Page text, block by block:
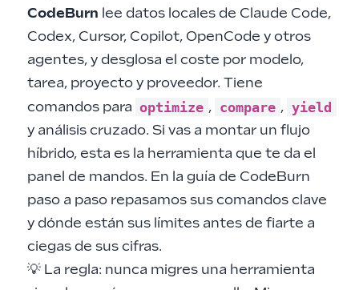
CodeBurn lee datos locales de Claude Code,
Codex, Cursor, Copilot, OpenCode y otros
agentes, y desglosa el coste por modelo,
tarea, proyecto y proveedor. Tiene
comandos para optimize , compare , yield
y análisis cruzado. Si vas a montar un flujo
híbrido, esta es la herramienta que te da el
panel de mandos. En la guía de CodeBurn
paso a pasorepasamos sus comandos clave
y dónde están sus límites antes de fiarte a
ciegas de sus cifras.
💡 La regla: nunca migres una herramienta